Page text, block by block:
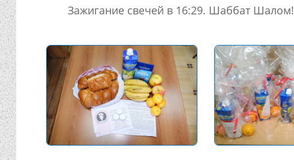
Зажигание свечей в 16:29. Шаббат Шалом!